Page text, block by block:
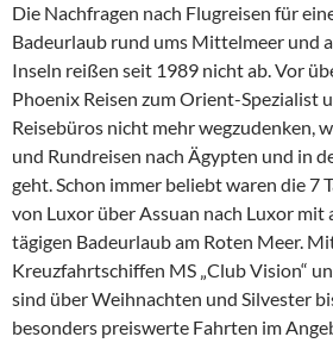
Die Nachfragen nach Flugreisen für
Badeurlaub rund ums Mittelmeer und
Inseln reißen seit 1989 nicht ab. Vor
Phoenix Reisen zum Orient-Spezialist
Reisebüros nicht mehr wegzudenken,
und Rundreisen nach Ägypten und in
geht. Schon immer beliebt waren die 7
von Luxor über Assuan nach Luxor mit
tägigen Badeurlaub am Roten Meer.
Kreuzfahrtschiffen MS „Club Vision“
sind über Weihnachten und Silvester
besonders preiswerte Fahrten im